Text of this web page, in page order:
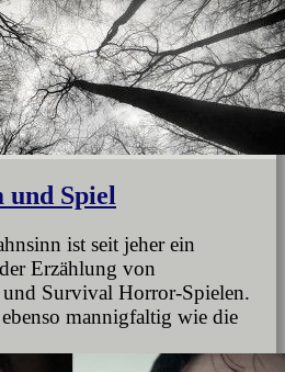
Spiel
ist seit jeher ein
Erzählung von
Survival Horror-Spielen.
mannigfaltig wie die